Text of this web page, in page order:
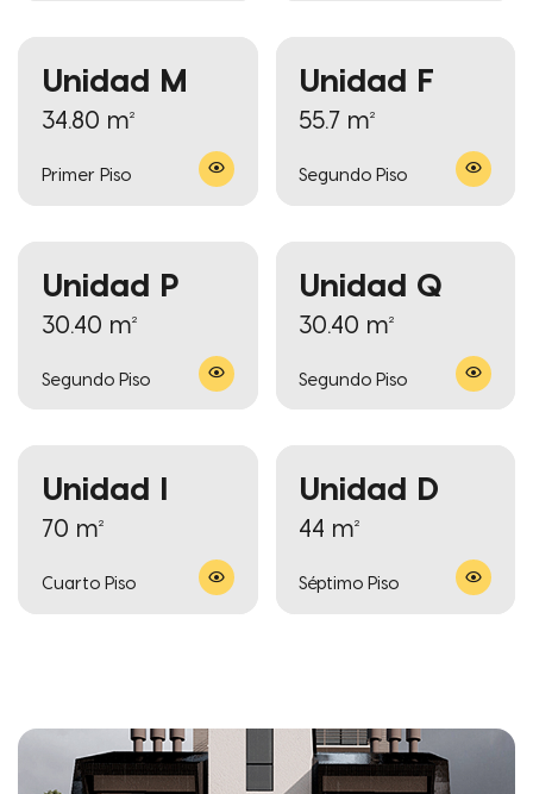
Unidad M
34.80 m²
Primer Piso
Unidad F
55.7 m²
Segundo Piso
Unidad P
30.40 m²
Segundo Piso
Unidad Q
30.40 m²
Segundo Piso
Unidad I
70 m²
Cuarto Piso
Unidad D
44 m²
Séptimo Piso